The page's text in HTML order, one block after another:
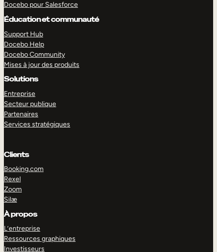
Docebo pour Salesforce
Éducation et communauté
Support Hub
Docebo Help
Docebo Community
Mises à jour des produits
Solutions
Entreprise
Secteur publique
Partenaires
Services stratégiques
Clients
Booking.com
Rexel
Zoom
Silæ
À propos
L’entreprise
Ressources graphiques
Investisseurs